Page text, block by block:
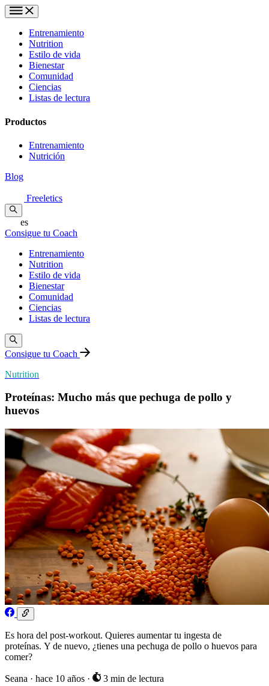
Entrenamiento
Nutrition
Estilo de vida
Bienestar
Comunidad
Ciencias
Listas de lectura
Productos
Entrenamiento
Nutrición
Blog
Freeletics
es
Consigue tu Coach
Entrenamiento
Nutrition
Estilo de vida
Bienestar
Comunidad
Ciencias
Listas de lectura
Consigue tu Coach
Nutrition
Proteínas: Mucho más que pechuga de pollo y
huevos
Es hora del post-workout. Quieres aumentar tu ingesta de
proteínas. Y de nuevo, ¿tienes una pechuga de pollo o huevos para
comer?
Seana · hace 10 años · 3 min de lectura